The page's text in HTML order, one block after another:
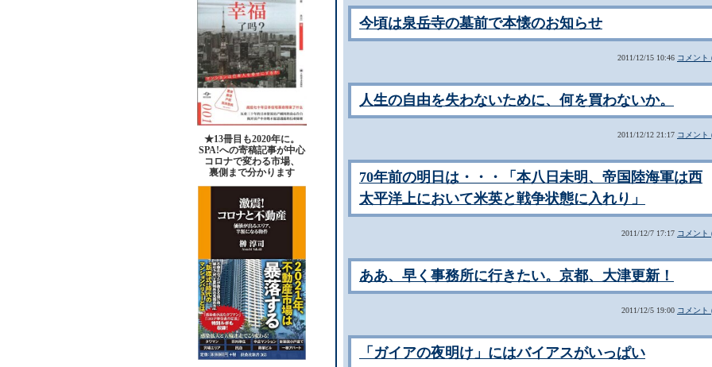
★13冊目も2020年に。
SPA!への寄稿記事が中心
コロナで変わる市場、
裏側まで分かります
今頃は泉岳寺の墓前で本懐のお知らせ
2011/12/15 10:46 コメント
人生の自由を失わないために、何を買わないか。
2011/12/12 21:17 コメント
70年前の明日は・・・「本八日未明、帝国陸海軍は西
太平洋上において米英と戦争状態に入れり」
2011/12/7 17:17 コメント
ああ、早く事務所に行きたい。京都、大津更新！
2011/12/5 19:00 コメント
「ガイアの夜明け」にはバイアスがいっぱい